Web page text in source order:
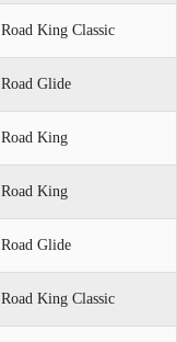
Road King Classic
Road Glide
Road King
Road King
Road Glide
Road King Classic